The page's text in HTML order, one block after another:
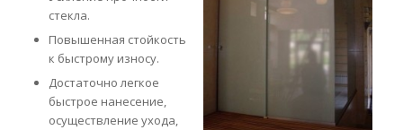
стекла.
Повышенная стойкость
к быстрому износу.
Достаточно легкое
быстрое нанесение,
осуществление ухода,